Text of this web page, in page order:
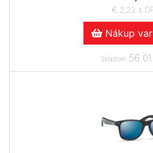
€ 2,22 s
Nákup
Skladom 56